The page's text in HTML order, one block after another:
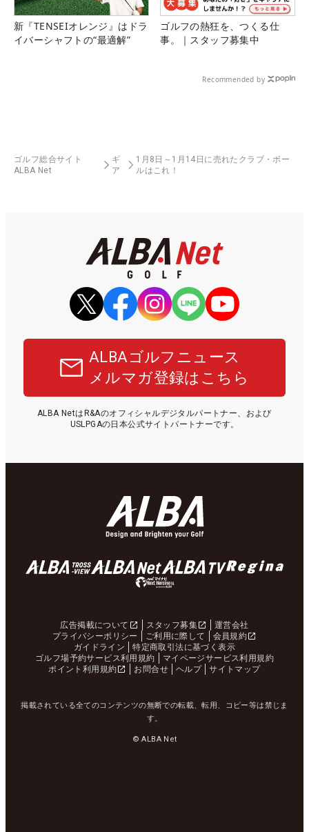
新『TENSEIオレンジ』はドラ
イバーシャフトの“最適解”
ゴルフの熱狂を、つくる仕
事。｜スタッフ募集中
Recommended by
ゴルフ総合サイト
ALBA Net
ギ
ア
1月8日～1月14日に売れたクラブ・ボー
ルはこれ！
ALBAゴルフニュース
メルマガ登録はこちら
ALBA NetはR&Aのオフィシャルデジタルパートナー、および
USLPGAの日本公式サイトパートナーです。
広告掲載について スタッフ募集
運営会社
プライバシーポリシー
ご利用に際して
会員規約
ガイドライン
特定商取引法に基づく表示
ゴルフ場予約サービス利用規約
マイページサービス利用規約
ポイント利用規約
お問合せ ヘルプ サイトマップ
掲載されている全てのコンテンツの無断での転載、転用、コピー等は禁じま
す。
© ALBA Net